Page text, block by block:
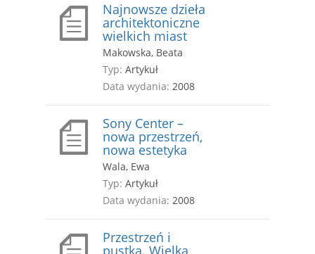
Najnowsze dzieła
architektoniczne
wielkich miast
Makowska, Beata
Typ: Artykuł
Data wydania: 2008
Sony Center –
nowa przestrzeń,
nowa estetyka
Wala, Ewa
Typ: Artykuł
Data wydania: 2008
Przestrzeń i